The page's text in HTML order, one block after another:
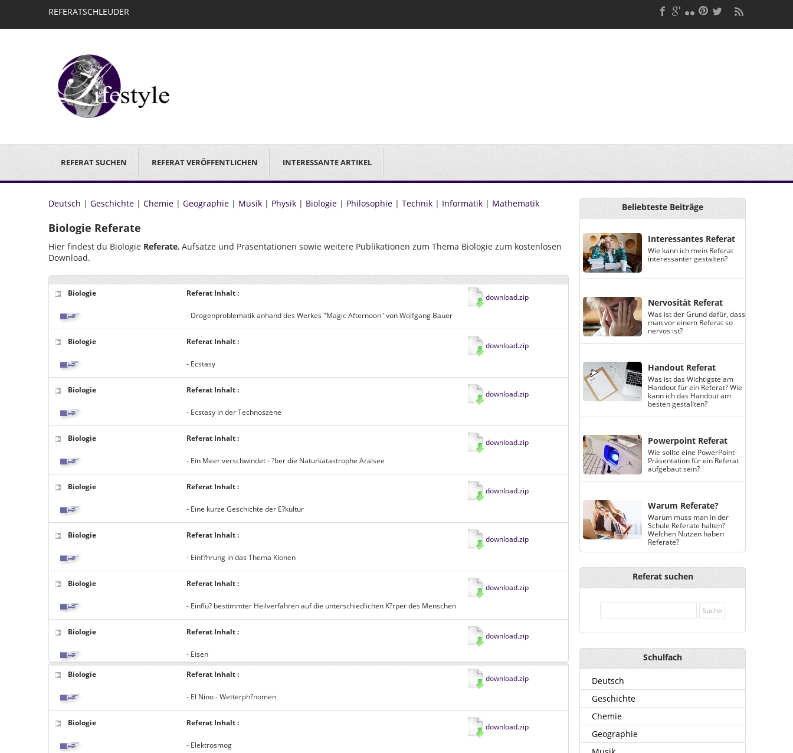
REFERATSCHLEUDER
REFERAT SUCHEN REFERAT VERÖFFENTLICHEN INTERESSANTE ARTIKEL
Deutsch | Geschichte | Chemie | Geographie | Musik | Physik | Biologie | Philosophie | Technik | Informatik | Mathematik
Biologie Referate
Hier findest du Biologie Referate, Aufsätze und Präsentationen sowie weitere Publikationen zum Thema Biologie zum kostenlosen
Download.
Biologie Referat Inhalt :
- Drogenproblematik anhand des Werkes "Magic Afternoon" von Wolfgang Bauer
download.zip
Biologie Referat Inhalt :
- Ecstasy
download.zip
Biologie Referat Inhalt :
- Ecstasy in der Technoszene
download.zip
Biologie Referat Inhalt :
- Ein Meer verschwindet - ?ber die Naturkatastrophe Aralsee
download.zip
Biologie Referat Inhalt :
- Eine kurze Geschichte der E?kultur
download.zip
Biologie Referat Inhalt :
- Einf?hrung in das Thema Klonen
download.zip
Biologie Referat Inhalt :
- Einflu? bestimmter Heilverfahren auf die unterschiedlichen K?rper des Menschen
download.zip
Biologie Referat Inhalt :
- Eisen
download.zip
Biologie Referat Inhalt :
- El Nino - Wetterph?nomen
download.zip
Biologie Referat Inhalt :
- Elektrosmog
download.zip
Beliebteste Beiträge
Interessantes Referat
Wie kann ich mein Referat
interessanter gestalten?
Nervosität Referat
Was ist der Grund dafür, dass
man vor einem Referat so
nervös ist?
Handout Referat
Was ist das Wichtigste am
Handout für ein Referat? Wie
kann ich das Handout am
besten gestallten?
Powerpoint Referat
Wie sollte eine PowerPoint-
Präsentation für ein Referat
aufgebaut sein?
Warum Referate?
Warum muss man in der
Schule Referate halten?
Welchen Nutzen haben
Referate?
Referat suchen
Schulfach
Deutsch
Geschichte
Chemie
Geographie